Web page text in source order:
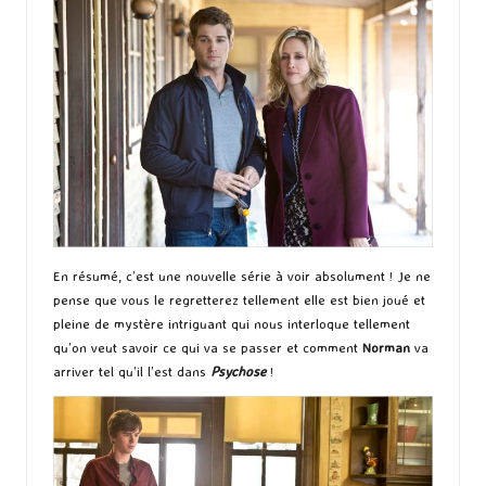
En résumé, c’est une nouvelle série à voir absolument ! Je ne
pense que vous le regretterez tellement elle est bien joué et
pleine de mystère intriguant qui nous interloque tellement
qu’on veut savoir ce qui va se passer et comment Norman va
arriver tel qu’il l’est dans Psychose !